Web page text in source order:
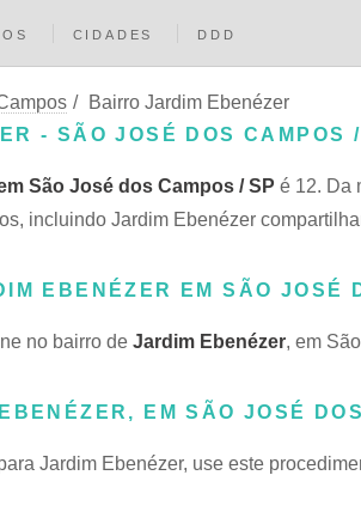
CIDADES DDD
/
Bairro Jardim Ebenézer
- SÃO JOSÉ DOS CAMPOS
São José dos Campos / SP é 12. Da
incluindo Jardim Ebenézer
EBENÉZER EM SÃO JOSÉ
no bairro de Jardim Ebenézer, em
EM SÃO JOSÉ
Jardim Ebenézer, use este